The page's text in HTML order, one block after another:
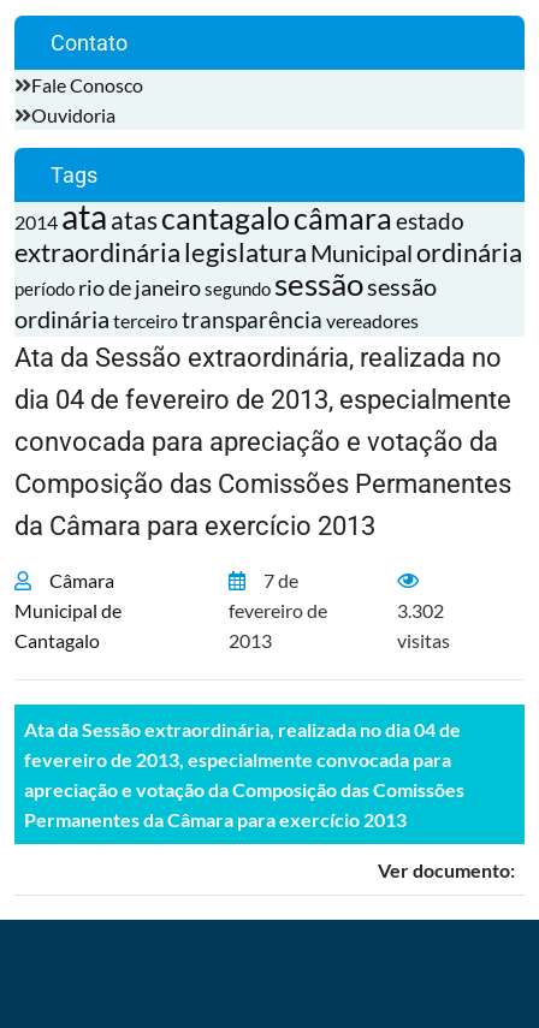
Contato
Fale Conosco
Ouvidoria
Tags
2014 ata atascantagalocâmaraestado
extraordinárialegislatura Municipalordinária
período rio de janeirosegundo sessãosessão
ordinária terceirotransparência vereadores
Ata da Sessão extraordinária, realizada no
dia 04 de fevereiro de 2013, especialmente
convocada para apreciação e votação da
Composição das Comissões Permanentes
da Câmara para exercício 2013
Câmara
Municipal de
Cantagalo
7 de
fevereiro de
2013
3.302
visitas
Ata da Sessão extraordinária, realizada no dia 04 de
fevereiro de 2013, especialmente convocada para
apreciação e votação da Composição das Comissões
Permanentes da Câmara para exercício 2013
Ver documento: